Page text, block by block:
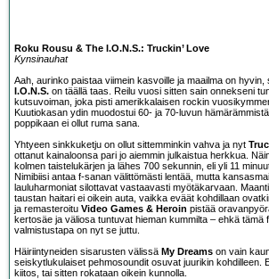
Roku Rousu & The I.O.N.S.: Truckin’ Love
Kynsinauhat
Aah, aurinko paistaa viimein kasvoille ja maailma on hyvin,
I.O.N.S. on täällä taas. Reilu vuosi sitten sain onnekseni
kutsuvoiman, joka pisti amerikkalaisen rockin
Kuutiokasan ydin muodostui 60- ja 70-luvun
poppikaan ei ollut ruma sana.
Yhtyeen sinkkuketju on ollut sittemminkin vahva ja nyt
ottanut kainaloonsa pari jo aiemmin julkaistua herkkua.
kolmen taistelukärjen ja lähes 700 sekunnin, eli yli 11
Nimibiisi antaa f-sanan välittömästi lentää, mutta
lauluharmoniat silottavat vastaavasti myötäkarvaan.
taustan haitari ei oikein auta, vaikka eväät kohdillaan
ja remasteroitu Video Games & Heroin pistää
kertosäe ja väliosa tuntuvat hieman kummilta – ehkä tämä
valmistustapa on nyt se juttu.
Häiriintyneiden sisarusten välissä My Dreams on vain
seiskytlukulaiset pehmosoundit osuvat juurikin kohdilleen.
kiitos, tai sitten rokataan oikein kunnolla.